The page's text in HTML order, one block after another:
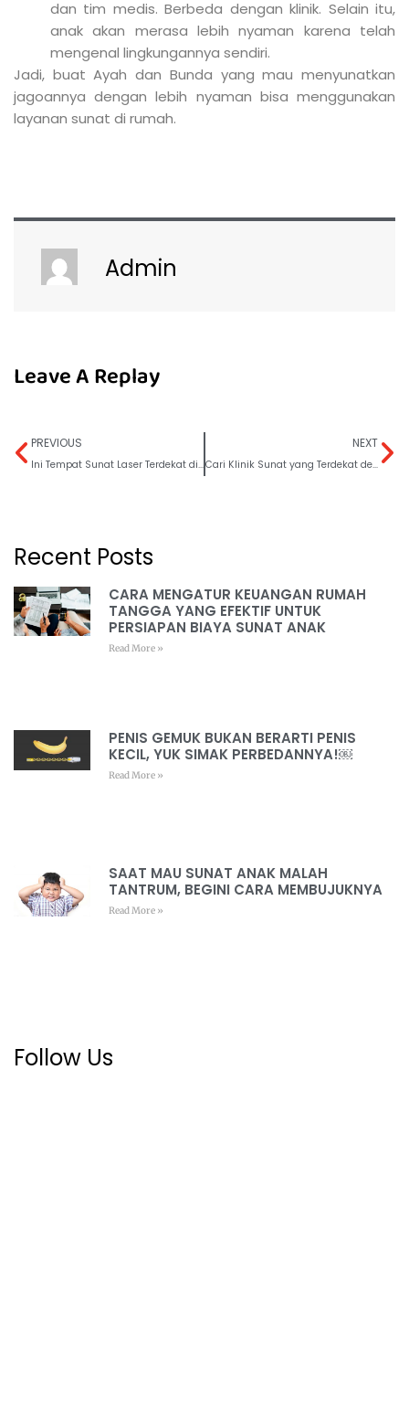
dan tim medis. Berbeda dengan klinik. Selain itu,
anak akan merasa lebih nyaman karena telah
mengenal lingkungannya sendiri.
Jadi, buat Ayah dan Bunda yang mau menyunatkan
jagoannya dengan lebih nyaman bisa menggunakan
layanan sunat di rumah.
Admin
Leave A Replay
PREVIOUS
Ini Tempat Sunat Laser Terdekat di Jakarta yang Bikin Jagoan Nyaman
NEXT
Cari Klinik Sunat yang Terdekat dengan Metode Terbaik Hanya di Rumah Sunat dr.Mahdian
Recent Posts
CARA MENGATUR KEUANGAN RUMAH
TANGGA YANG EFEKTIF UNTUK
PERSIAPAN BIAYA SUNAT ANAK
Read More »
PENIS GEMUK BUKAN BERARTI PENIS
KECIL, YUK SIMAK PERBEDANNYA!￼
Read More »
SAAT MAU SUNAT ANAK MALAH
TANTRUM, BEGINI CARA MEMBUJUKNYA
Read More »
Follow Us